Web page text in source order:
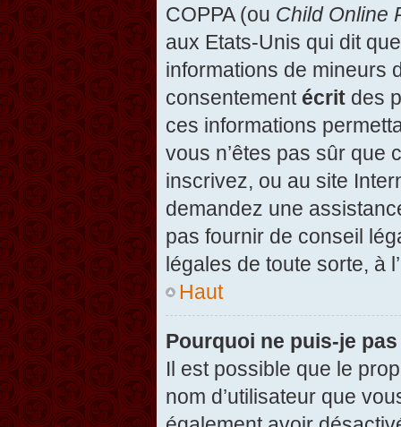
COPPA (ou Child Online
aux Etats-Unis qui dit
informations de mineurs
consentement écrit des
ces informations
vous n’êtes pas sûr que
inscrivez, ou au site
demandez une
pas fournir de conseil
légales de toute sorte, à
Haut
Pourquoi ne puis-je
Il est possible que le
nom d’utilisateur que